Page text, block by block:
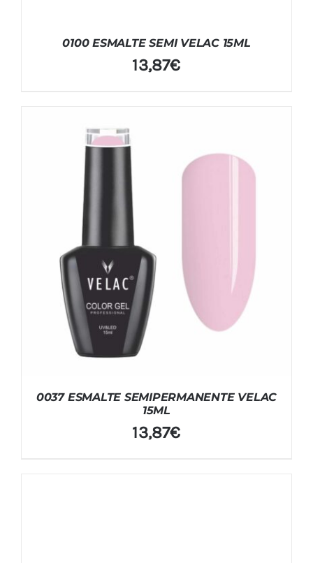
0100 ESMALTE SEMI VELAC 15ML
13,87€
0037 ESMALTE SEMIPERMANENTE VELAC
15ML
13,87€